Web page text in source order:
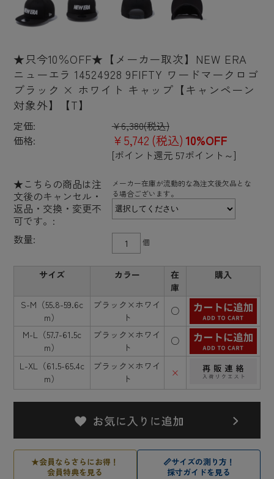
★只今10％OFF★【メーカー取次】NEW ERA
ニューエラ 14524928 9FIFTY ワードマークロゴ
ブラック × ホワイト キャップ【キャンペーン
対象外】【T】
定価: ¥6,380(税込)
価格:
¥5,742 (税込) 10%OFF
[ポイント還元 57ポイント～]
★こちらの商品は注
文後のキャンセル・
返品・交換・変更不
可です。:
メーカー在庫が流動的な為注文後欠品とな
る場合ございます。
数量: 個
サイズ カラー
在
庫
購入
S-M（55.8-59.6c
m）
ブラック×ホワイ
ト
○
M-L（57.7-61.5c
m）
ブラック×ホワイ
ト
○
L-XL（61.5-65.4c
m）
ブラック×ホワイ
ト
×
★会員ならさらにお得！
会員特典を見る
📏サイズの測り方！
採寸ガイドを見る